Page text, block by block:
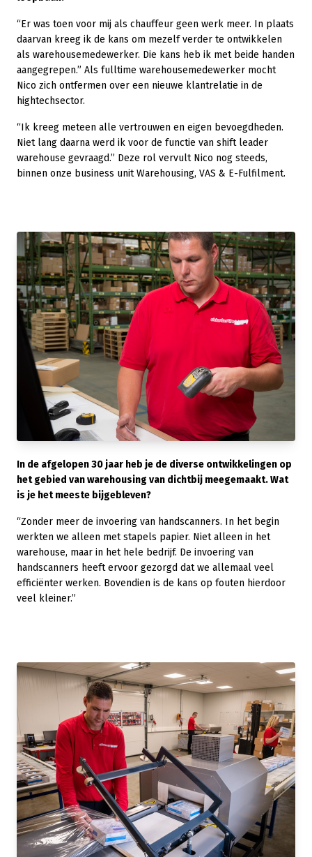
“Er was toen voor mij als chauffeur geen werk meer. In plaats
daarvan kreeg ik de kans om mezelf verder te ontwikkelen
als warehousemedewerker. Die kans heb ik met beide handen
aangegrepen.” Als fulltime warehousemedewerker mocht
Nico zich ontfermen over een nieuwe klantrelatie in de
hightechsector.
“Ik kreeg meteen alle vertrouwen en eigen bevoegdheden.
Niet lang daarna werd ik voor de functie van shift leader
warehouse gevraagd.” Deze rol vervult Nico nog steeds,
binnen onze business unit Warehousing, VAS & E-Fulfilment.
In de afgelopen 30 jaar heb je de diverse ontwikkelingen op
het gebied van warehousing van dichtbij meegemaakt. Wat
is je het meeste bijgebleven?
“Zonder meer de invoering van handscanners. In het begin
werkten we alleen met stapels papier. Niet alleen in het
warehouse, maar in het hele bedrijf. De invoering van
handscanners heeft ervoor gezorgd dat we allemaal veel
efficiënter werken. Bovendien is de kans op fouten hierdoor
veel kleiner.”